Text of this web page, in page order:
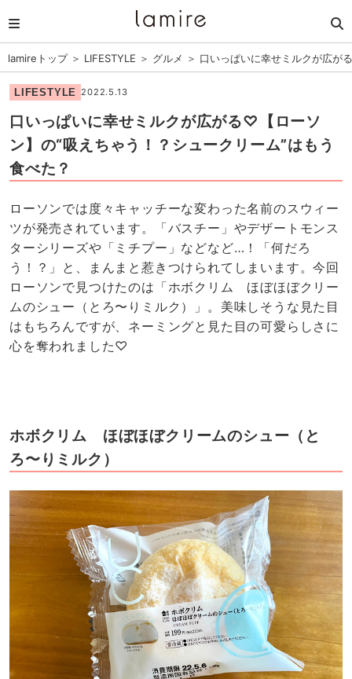
lamireトップ＞ LIFESTYLE ＞ グルメ ＞ 口いっぱいに幸せミルクが広が
LIFESTYLE 2022.5.13
口いっぱいに幸せミルクが広がる♡【ローソ
ン】の“吸えちゃう！？シュークリーム”はもう
食べた？
ローソンでは度々キャッチーな変わった名前のスウィー
ツが発売されています。「バスチー」やデザートモンス
ターシリーズや「ミチプー」などなど…！「何だろ
う！？」と、まんまと惹きつけられてしまいます。今回
ローソンで見つけたのは「ホボクリム ほぼほぼクリー
ムのシュー（とろ〜りミルク）」。美味しそうな見た目
はもちろんですが、ネーミングと見た目の可愛らしさに
心を奪われました♡
ホボクリム ほぼほぼクリームのシュー（と
ろ〜りミルク）